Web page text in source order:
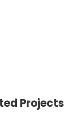
Projects